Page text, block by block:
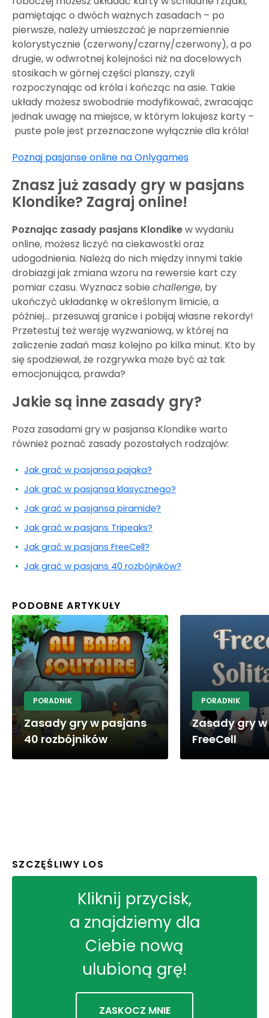
pamiętając o dwóch ważnych zasadach – po
pierwsze, należy umieszczać je naprzemiennie
kolorystycznie (czerwony/czarny/czerwony), a po
drugie, w odwrotnej kolejności niż na docelowych
stosikach w górnej części planszy, czyli
rozpoczynając od króla i kończąc na asie. Takie
układy możesz swobodnie modyfikować, zwracając
jednak uwagę na miejsce, w którym lokujesz karty –
puste pole jest przeznaczone wyłącznie dla króla!
Poznaj pasjanse online na Onlygames
Znasz już zasady gry w pasjans
Klondike? Zagraj online!
Poznając zasady pasjans Klondikew wydaniu
online, możesz liczyć na ciekawostki oraz
udogodnienia. Należą do nich między innymi takie
drobiazgi jak zmiana wzoru na rewersie kart czy
pomiar czasu. Wyznacz sobie challenge, by
ukończyć układankę w określonym limicie, a
później… przesuwaj granice i pobijaj własne rekordy!
Przetestuj też wersję wyzwaniową, w której na
zaliczenie zadań masz kolejno po kilka minut. Kto by
się spodziewał, że rozgrywka może być aż tak
emocjonująca, prawda?
Jakie są inne zasady gry?
Poza zasadami gry w pasjansa Klondike warto
również poznać zasady pozostałych rodzajów:
Jak grać w pasjansa pająka?
Jak grać w pasjansa klasycznego?
Jak grać w pasjansa piramidę?
Jak grać w pasjans Tripeaks?
Jak grać w pasjans FreeCell?
Jak grać w pasjans 40 rozbójników?
PODOBNE ARTYKUŁY
PORADNIK
Zasady gry w pasjans
40 rozbójników
PORADNIK
Zasady gry
FreeCell
SZCZĘŚLIWY LOS
Kliknij przycisk,
a znajdziemy dla
Ciebie nową
ulubioną grę!
ZASKOCZ MNIE